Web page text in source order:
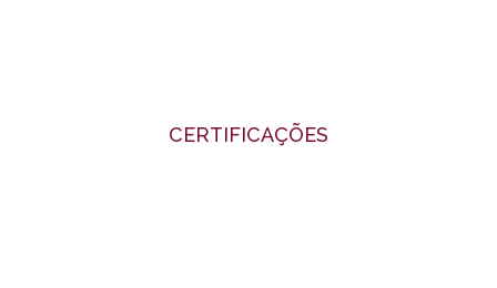
CERTIFICAÇÕES